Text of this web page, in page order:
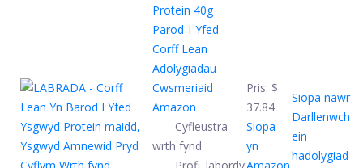
Protein 40g
Parod-I-Yfed
Corff Lean
Adolygiadau
Cwsmeriaid
Amazon
Cyfleustra
wrth fynd
Pris: $
37.84
Siopa
yn
Siopa nawr
Darllenwch
ein
hadolygiad